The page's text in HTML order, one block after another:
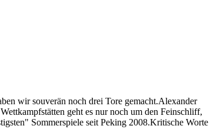
wir souverän noch drei Tore gemacht.Alexander
geht es nur noch um den Feinschliff,
Sommerspiele seit Peking 2008.Kritische Worte